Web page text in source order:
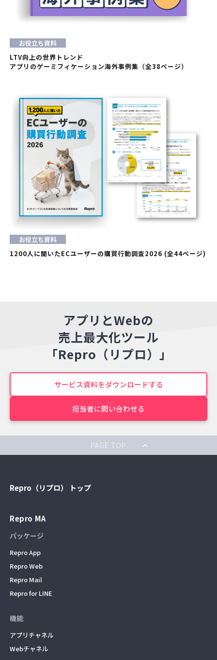
お役立ち資料
LTV向上の世界トレンド
アプリのゲーミフィケーション海外事例集（全38ページ）
お役立ち資料
1200人に聞いたECユーザーの購買行動調査2026 (全44ページ)
アプリとWebの
売上最大化ツール
「Repro（リプロ）」
サービス資料をダウンロードする
担当者に問い合わせる
PAGE TOP
Repro（リプロ） トップ
Repro MA
パッケージ
Repro App
Repro Web
Repro Mail
Repro for LINE
機能
アプリチャネル
Webチャネル